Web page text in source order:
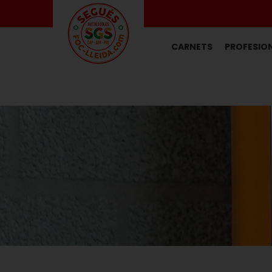
CARNETS